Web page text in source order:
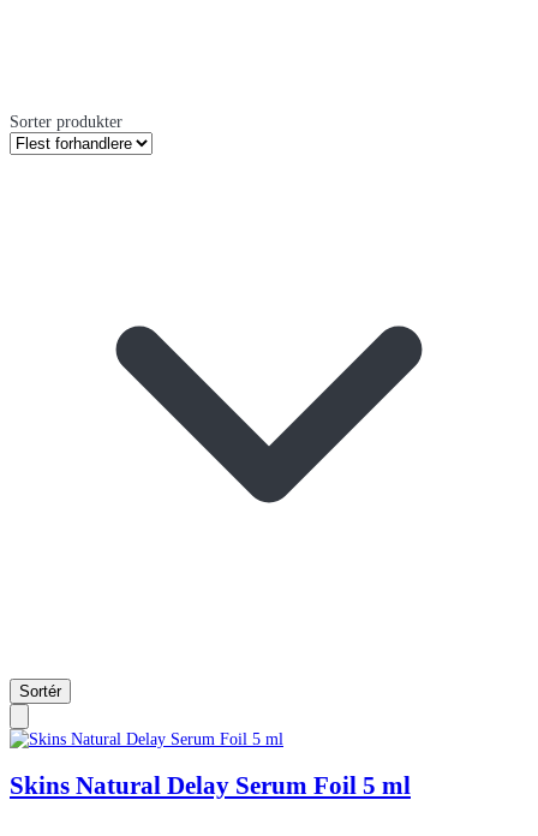
Sorter produkter
Sortér
Skins Natural Delay Serum Foil 5 ml